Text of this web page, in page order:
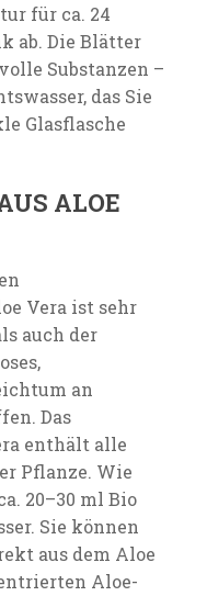
für ca. 24
ab. Die Blätter
Substanzen –
das Sie
Glasflasche
ALOE
Vera ist sehr
auch der
an
Das
enthält alle
Pflanze. Wie
20–30 ml Bio
Sie können
aus dem Aloe
Aloe-